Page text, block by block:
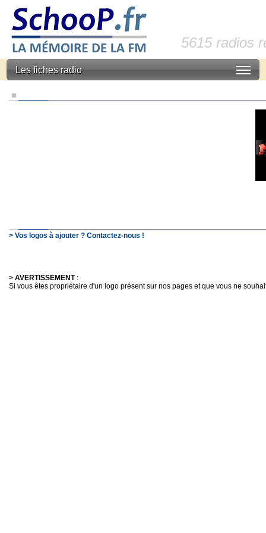
5615 radios
Les fiches radio
> Vos logos à ajouter ? Contactez-nous !
> AVERTISSEMENT:
Si vous êtes propriétaire d'un logo présent sur nos pages et que vous ne